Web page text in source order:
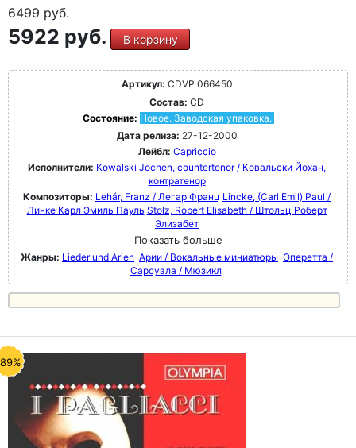
6499руб.
5922 руб. В корзину
Артикул: CDVP 066450
Состав: CD
Состояние: Новое. Заводская упаковка.
Дата релиза: 27-12-2000
Лейбл: Capriccio
Исполнители: Kowalski Jochen, countertenor / Ковальски Йохан,
контратенор
Композиторы: Lehár, Franz / Легар Франц Lincke, (Carl Emil) Paul /
Линке Карл Эмиль Пауль Stolz, Robert Elisabeth / Штольц Роберт
Элизабет
Показать больше
Жанры: Lieder und Arien Арии / Вокальные миниатюры Оперетта /
Сарсуэла / Мюзикл